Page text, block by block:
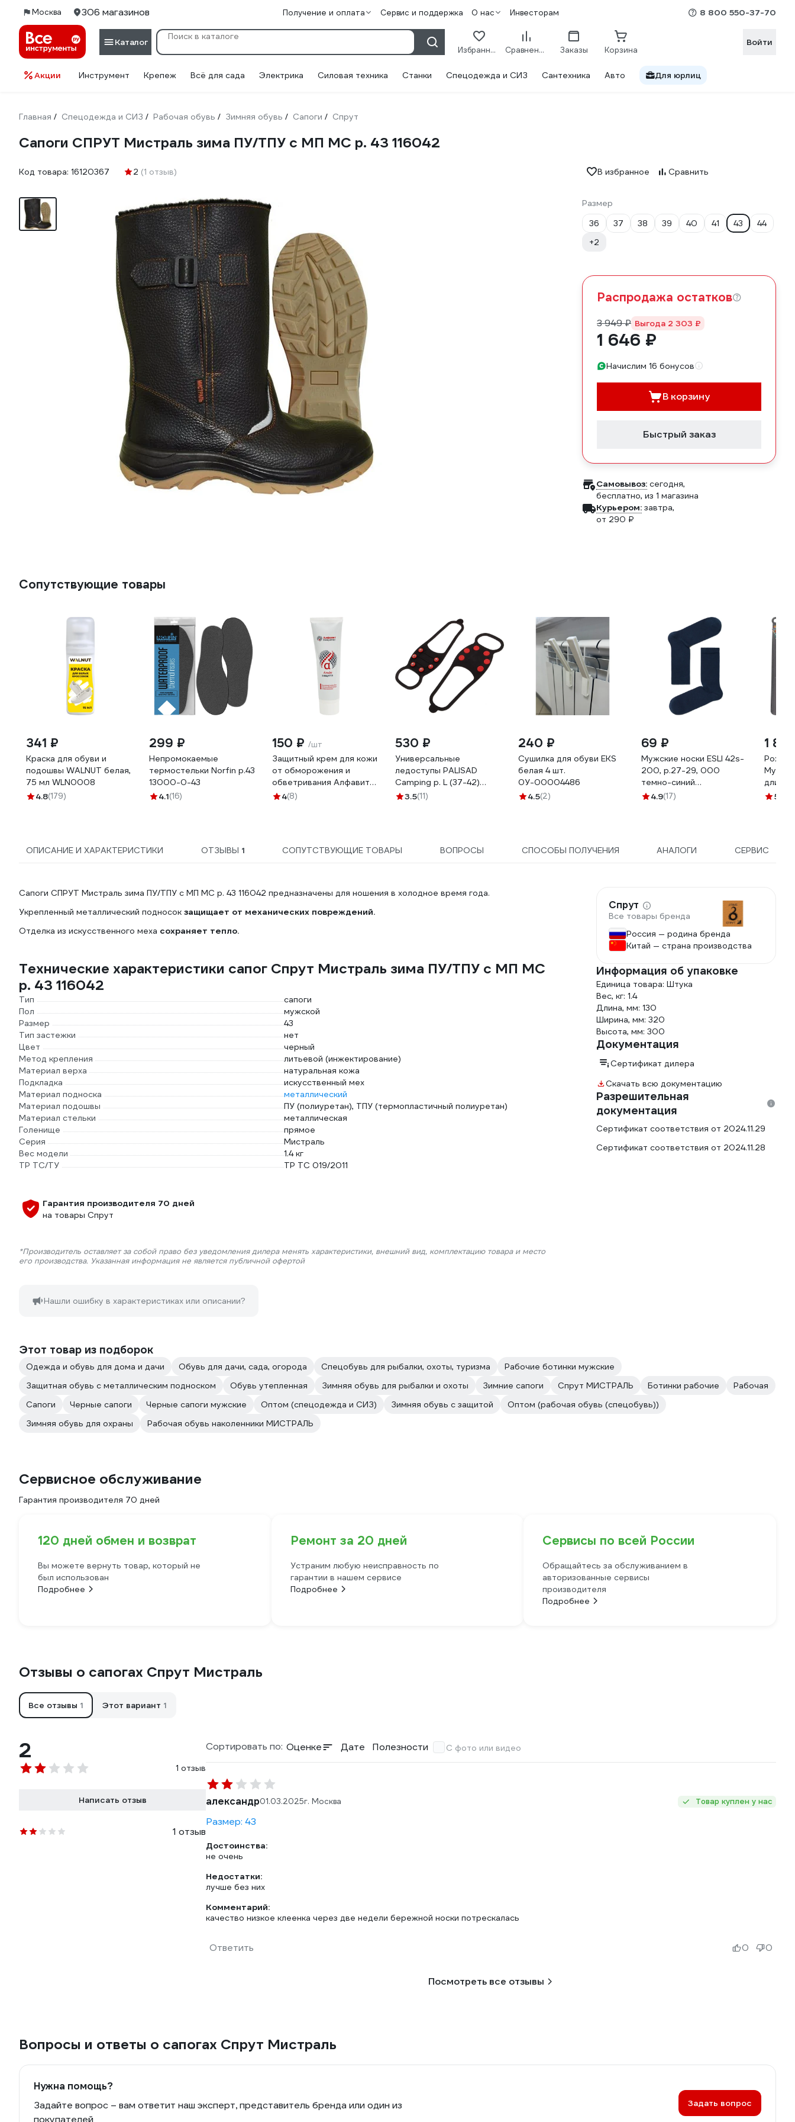
Москва 306 магазинов Получение и оплата Сервис и поддержка О нас Инвесторам 8 800 550-37-70
Каталог
Избранное Сравнение Заказы Корзина
Войти
Акции Инструмент Крепеж Всё для сада Электрика Силовая техника Станки Спецодежда и СИЗ Сантехника Авто Для юрлиц
Главная / Спецодежда и СИЗ / Рабочая обувь / Зимняя обувь / Сапоги / Спрут
Сапоги СПРУТ Мистраль зима ПУ/ТПУ с МП МС р. 43 116042
Код товара: 16120367 2 (1 отзыв) В избранное Сравнить
Размер
36
37 38 39 40 41 43
44
+2
Распродажа остатков
3 949 ₽ Выгода 2 303 ₽
1 646 ₽
Начислим 16 бонусов
В корзину
Быстрый заказ
Самовывоз: сегодня,
бесплатно, из 1 магазина
Курьером: завтра,
от 290 ₽
Сопутствующие товары
341 ₽
Краска для обуви и
подошвы WALNUT белая,
75 мл WLN0008
4.8(179)
299 ₽
Непромокаемые
термостельки Norfin р.43
13000-0-43
4.1(16)
150 ₽ /шт
Защитный крем для кожи
от обморожения и
обветривания Алфавит
Защиты 100 мл 265
4(8)
530 ₽
Универсальные
ледоступы PALISAD
Camping р. L (37-42)
695025
3.5(11)
240 ₽
Сушилка для обуви EKS
белая 4 шт.
0У-00004486
4.5(2)
69 ₽
Мужские носки ESLI 42s-
200, р.27-29, 000
темно-синий
1001331520040480000
4.9(17)
1
Рожок
длина
5
ОПИСАНИЕ И ХАРАКТЕРИСТИКИ ОТЗЫВЫ 1 СОПУТСТВУЮЩИЕ ТОВАРЫ ВОПРОСЫ СПОСОБЫ ПОЛУЧЕНИЯ АНАЛОГИ СЕРВИС
Сапоги СПРУТ Мистраль зима ПУ/ТПУ с МП МС р. 43 116042 предназначены для ношения в холодное время года.
Укрепленный металлический подносок защищает от механических повреждений.
Отделка из искусственного меха сохраняет тепло.
Технические характеристики сапог Спрут Мистраль зима ПУ/ТПУ с МП МС
р. 43 116042
Тип
сапоги
Пол
мужской
Размер
43
Тип застежки
нет
Цвет
черный
Метод крепления
литьевой (инжектирование)
Материал верха
натуральная кожа
Подкладка
искусственный мех
Материал подноска
металлический
Материал подошвы
ПУ (полиуретан), ТПУ (термопластичный полиуретан)
Материал стельки
металлическая
Голенище
прямое
Серия
Мистраль
Вес модели
1.4 кг
ТР ТС/ТУ
ТР ТС 019/2011
Гарантия производителя 70 дней
на товары Спрут
*Производитель оставляет за собой право без уведомления дилера менять характеристики, внешний вид, комплектацию товара и место
его производства. Указанная информация не является публичной офертой
Нашли ошибку в характеристиках или описании?
Спрут
Все товары бренда
Россия — родина бренда
Китай — страна производства
Информация об упаковке
Единица товара: Штука
Вес, кг: 1.4
Длина, мм: 130
Ширина, мм: 320
Высота, мм: 300
Документация
Сертификат дилера
Скачать всю документацию
Разрешительная
документация
Сертификат соответствия от 2024.11.29
Сертификат соответствия от 2024.11.28
Этот товар из подборок
Одежда и обувь для дома и дачи Обувь для дачи, сада, огорода Спецобувь для рыбалки, охоты, туризма
Рабочие ботинки мужские
Защитная обувь с металлическим подноском
Обувь утепленная Зимняя обувь для рыбалки и охоты Зимние сапоги Спрут МИСТРАЛЬ Ботинки рабочие
Рабочая
Сапоги
Черные сапоги Черные сапоги мужские Оптом (спецодежда и СИЗ) Зимняя обувь с защитой
Оптом (рабочая обувь (спецобувь))
Зимняя обувь для охраны
Рабочая обувь наколенники МИСТРАЛЬ
Сервисное обслуживание
Гарантия производителя 70 дней
120 дней обмен и возврат
Вы можете вернуть товар, который не
был использован
Подробнее
Ремонт за 20 дней
Устраним любую неисправность по
гарантии в нашем сервисе
Подробнее
Сервисы по всей России
Обращайтесь за обслуживанием в
авторизованные сервисы
производителя
Подробнее
Отзывы о сапогах Спрут Мистраль
Все отзывы 1 Этот вариант 1
2
1 отзыв
Написать отзыв
1 отзыв
Сортировать по: Оценке Дате Полезности С фото или видео
александр01.03.2025г. Москва Товар куплен у нас
Размер: 43
Достоинства:
не очень
Недостатки:
лучше без них
Комментарий:
качество низкое клеенка через две недели бережной носки потрескалась
Ответить 0 0
Посмотреть все отзывы
Вопросы и ответы о сапогах Спрут Мистраль
Нужна помощь?
Задайте вопрос – вам ответит наш эксперт, представитель бренда или один из
покупателей
Задать вопрос